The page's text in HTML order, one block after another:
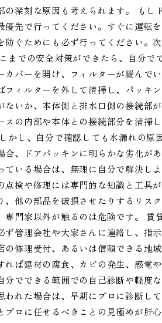
の深刻な原因も考えられます。 も
優先で行ってください。すぐに運転
防ぐためにも必ず行ってください。
までの安全対策ができたら、自分
カバーを開け、フィルターが緩んで
フィルターを外して清掃し、パッキ
ないか、本体側と排水口側の接続部
スの内部や本体との接続部分を清掃
かし、自分で確認しても水漏れの
合、ドアパッキンに明らかな劣化が
ている場合は、無理に自分で解決し
点検や修理には専門的な知識と工具
、他の部品を破損させたりするリス
専門家以外が触るのは危険です。
ず管理会社や大家さんに連絡し、指
の修理受付、あるいは信頼できる地
れば建材の腐食、カビの発生、感電
分でできる範囲での自己診断や軽度
われた場合は、早期にプロに診断し
ロに任せるべきことの見極めが肝心